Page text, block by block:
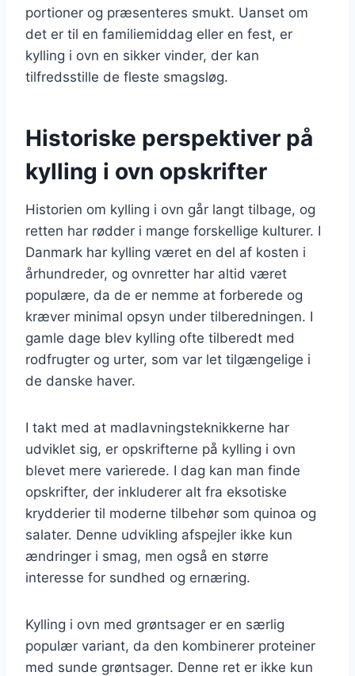
portioner og præsenteres smukt. Uanset om
det er til en familiemiddag eller en fest, er
kylling i ovn en sikker vinder, der kan
tilfredsstille de fleste smagsløg.
Historiske perspektiver på
kylling i ovn opskrifter
Historien om kylling i ovn går langt tilbage, og
retten har rødder i mange forskellige kulturer. I
Danmark har kylling været en del af kosten i
århundreder, og ovnretter har altid været
populære, da de er nemme at forberede og
kræver minimal opsyn under tilberedningen. I
gamle dage blev kylling ofte tilberedt med
rodfrugter og urter, som var let tilgængelige i
de danske haver.
I takt med at madlavningsteknikkerne har
udviklet sig, er opskrifterne på kylling i ovn
blevet mere varierede. I dag kan man finde
opskrifter, der inkluderer alt fra eksotiske
krydderier til moderne tilbehør som quinoa og
salater. Denne udvikling afspejler ikke kun
ændringer i smag, men også en større
interesse for sundhed og ernæring.
Kylling i ovn med grøntsager er en særlig
populær variant, da den kombinerer proteiner
med sunde grøntsager. Denne ret er ikke kun